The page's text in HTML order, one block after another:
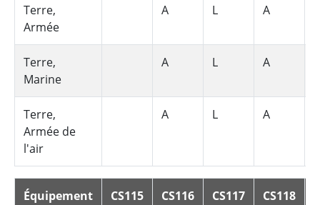
Terre,
Armée
A L A
Terre,
Marine
A L A
Terre,
Armée de
l'air
A L A
Équipement CS115 CS116 CS117 CS118